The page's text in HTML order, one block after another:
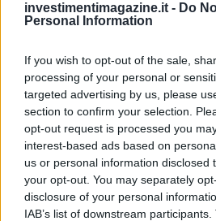
investimentimagazine.it - Do
Personal Information
If you wish to opt-out of the sale,
processing of your personal or
targeted advertising by us, please
section to confirm your selection.
opt-out request is processed you
interest-based ads based on
us or personal information disclosed
your opt-out. You may separately
disclosure of your personal
IAB’s list of downstream
AUTORE
Francesca Galli,
bancaria, prese la
carriera dopo un
oggi cura analisi di
risparmio e investimenti.
linee editoriali attente
conserva l'agenda del